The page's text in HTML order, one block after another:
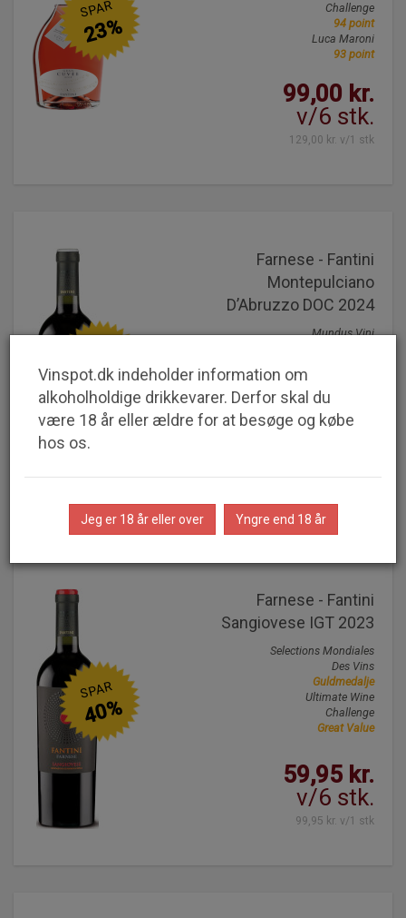
Challenge
94 point
Luca Maroni
93 point
99,00 kr.
v/6 stk.
129,00 kr. v/1 stk
SPAR
23%
Farnese - Fantini
Montepulciano
D’Abruzzo DOC 2024
Mundus Vini
65,95 kr.
109,95 kr. v/1 stk
40%
Farnese - Fantini
Sangiovese IGT 2023
Selections Mondiales
Des Vins
Guldmedalje
Ultimate Wine
Challenge
Great Value
59,95 kr.
v/6 stk.
99,95 kr. v/1 stk
SPAR
40%
Vinspot.dk indeholder information om
alkoholholdige drikkevarer. Derfor skal du
være 18 år eller ældre for at besøge og købe
hos os.
Jeg er 18 år eller over Yngre end 18 år